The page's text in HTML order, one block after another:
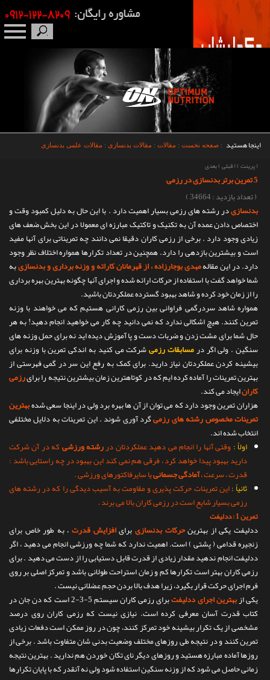
محصولات
اخبار
مقالات
تماس با ما
اینجا هستید : صفحه نخست : مقالات : مقالات بدنسازی : مقالات علمی بدنسازی
(پرینت )
(قبلی )بعدی
5 تمرین برتر بدنسازی در رزمی
( تعداد بازدید : 34664 )
بدنسازیدر رشته های رزمی بسیار اهمیت دارد . با این حال به دلیل کمبود وقت و
اختصاص دادن عمده آن به تکنیک و تاکتیک مبارزه ای معمولا در این بخش ضعف های
زیادی وجود دارد . برخی از رزمی کاران دقیقا نمی دانند چه تمریناتی برای آنها مفید
است و بیشترین بازدهی را دارد. همچنین در تعداد تکرارها همواره اختلاف نظر وجود
دارد. در این مقالهمهدی بوجارزاده ، از قهرمانان کاراته و وزنه برداری و بدنسازیبه
شما خواهد گفت با استفاده از حرکات ارائه شده و اجرای آنها چگونه بهترین بهره برداری
را از زمان خود کرده و شاهد بهبود گسترده عملکردتان باشید.
همواره شاهد سردرگمی فراوانی بین رزمی کارانی هستیم که می خواهند با وزنه
تمرین کنند. هیچ اشکالی ندارد که نمی دانید چه کار می خواهید انجام دهید! به هر
حال شما برای مشت زدن و ضربات دست و پا آموزش دیده اید نه برای حمل وزنه های
سنگین . ولی اگر درمسابقات رزمیشرکت می کنید به اندکی تمرین با وزنه برای
بیشینه کردن عملکردتان نیاز دارید. برای کمک به رفع این سر در گمی فهرستی از
بهترین تمرینات را آماده کرده ایم که در کوتاهترین زمان بیشترین نتیجه را برایرزمی
کارانایجاد می کند.
هزاران تمرین وجود دارد که می توان از آن ها بهره برد ولی در اینجا سعی شدهبهترین
تمرینات مخصوص رشته های رزمیگرد آوری شوند . این تمرینات به دلایل مختلفی
انتخاب شده اند.
اولاً :وقتی آنها را انجام می دهید عملکردتان دررشته ورزشیکه در آن شرکت
دارید بهبود پیدا خواهد کرد ، فرقی هم نمی کند این بهبود در چه راستایی باشد :
قدرت ، سرعت ،آمادگی جسمانییا سایرفاکتورهای ورزشی .
ثانیاً :این تمرینات حرکت پذیری و مقاومت به آسیب دیدگی را که در رشته های
رزمی بسیار شایع است در رزمی کاران بالا می برند .
تمرین 1 : ددلیفت
ددلیفت یکی از بهترینحرکات بدنسازیبرایافزایش قدرت، به طور خاص برای
زنجیره قدامی ( پشتی ) است. اهمیت ندارد که شما چه ورزشی انجام می دهید ، اگر
ددلیفت انجام ندهید مقدار زیادی از قدرت قابل دستیابی را از دست می دهید . برای
رزمی کاران بهتر است تکرارها کم و زمان استراحت طولانی باشد و تمرکز اصلی بر روی
فرم اجرای حرکت قرار بگیرد، زیرا هدف بالا بردن حجم عضلانی نیست .
یکی ازبهترین اجرای ددلیفت
برای رزمی کاران سیستم 5-3-2 است که دن جان در
کتاب قدرت آسان معرفی کرده است. نیازی نیست که رزمی کاران روی درصد
مشخصی از یک تکرار بیشینه خود تمرکز کنند، چون در روز ممکن است دفعات زیادی
تمرین کنند و در نتیجه طی روزهای مختلف وضعیت بدنی شان متفاوت باشد . برخی از
روزها آماده مبارزه هستید و روزهای دیگر نای تکان خوردن هم ندارید . بهترین نتیجه
زمانی حاصل می شود که از وزنه سنگین استفاده شود ولی نه آنقدر که با پایان تکرارها